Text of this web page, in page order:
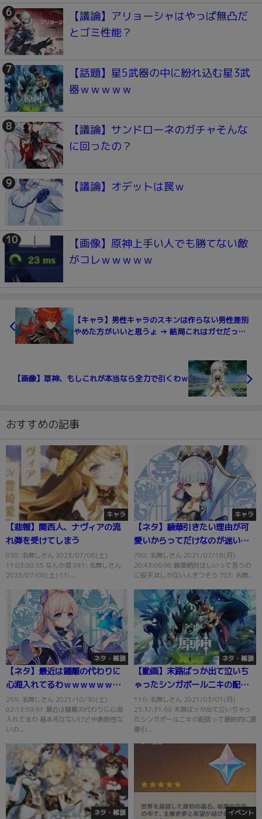
【議論】アリョーシャはやっぱ無凸だ
とゴミ性能？
【話題】星5武器の中に紛れ込む星3武
器ｗｗｗｗｗ
【議論】サンドローネのガチャそんな
に回ったの？
【議論】オデットは罠ｗ
【画像】原神上手い人でも勝てない敵
がコレｗｗｗｗｗ
【キャラ】男性キャラのスキンは作らない男性差別
やめた方がいいと思うょ → 結局これはガセだった
【画像】草神、もしこれが本当なら全力で引くわｗ
おすすめの記事
キャラ
【悲報】関西人、ナヴィアの流
れ弾を受けてしまう
838: 名無しさん 2023/07/08(土)
11:03:50.55 なんか草 841: 名無しさん
2023/07/08(土) 11:...
キャラ
【ネタ】綾華引きたい理由が可
愛いからってだけなのが迷いど
ころだわｗｗｗｗｗ
780: 名無しさん 2021/07/19(月)
20:43:06.98 綾華絶対ほしいって言うの
に仮天井しかない人きつそう 783: 名無...
ネタ・雑談
【ネタ】最近は鍾離の代わりに
心海入れてるわｗｗｗｗｗｗｗ
ｗ
255: 名無しさん 2021/10/30(土)
02:13:59.91 最近は鍾離の代わりに心海
入れてるわ 基本死なないけど中断耐性な
いの...
ネタ・雑談
【動画】末路ばっか出て泣いち
ゃったシンガポールニキの配信
がワロタｗｗｗｗｗ
116: 名無しさん 2021/03/01(月)
23:37:31.69 末路ばっか出て泣いちゃっ
たシンガポールニキの配信って最終的に護
摩引...
ネタ・雑談 イベント